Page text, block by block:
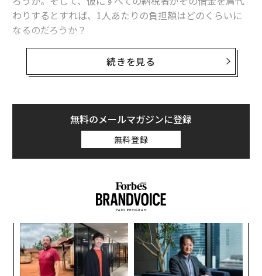
わりするとすれば、1人あたりの負担額はどのくらいに
なるのだろうか？
デンバー大学ダニエルズ・ビジネスカレッジのシンクタ
ンク、トゥルース・イン・アカウンティング（Truth in A
多い75都市のうち、赤字に陥っているのは50都市だ。一
部の負債は巨額にのぼっている。
例えば、2021年度予算の赤字額が1位の約1715億ドル
（約23兆円）だったニューヨーク市で、すべての納税者
約5万6900ドル（約750万円）になる。
続きを見る
無料のメールマガジンに登録
無料登録